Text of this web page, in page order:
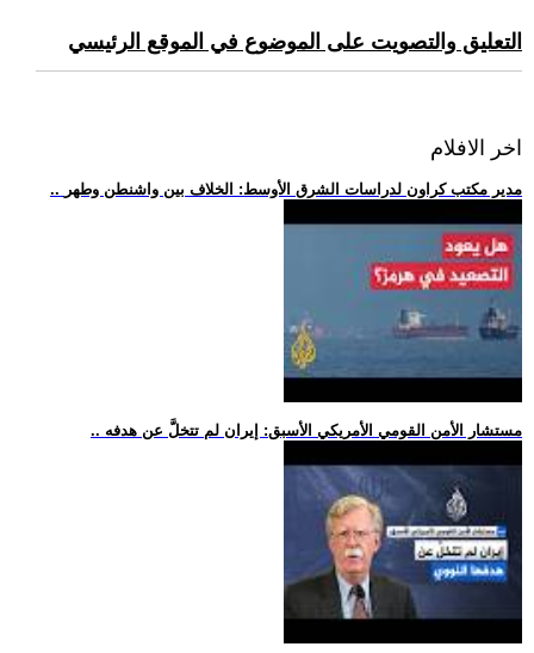
التعليق والتصويت على الموضوع في الموقع الرئيسي
اخر الافلام
.. مدير مكتب كراون لدراسات الشرق الأوسط: الخلاف بين واشنطن وطهر
.. مستشار الأمن القومي الأمريكي الأسبق: إيران لم تتخلَّ عن هدفه